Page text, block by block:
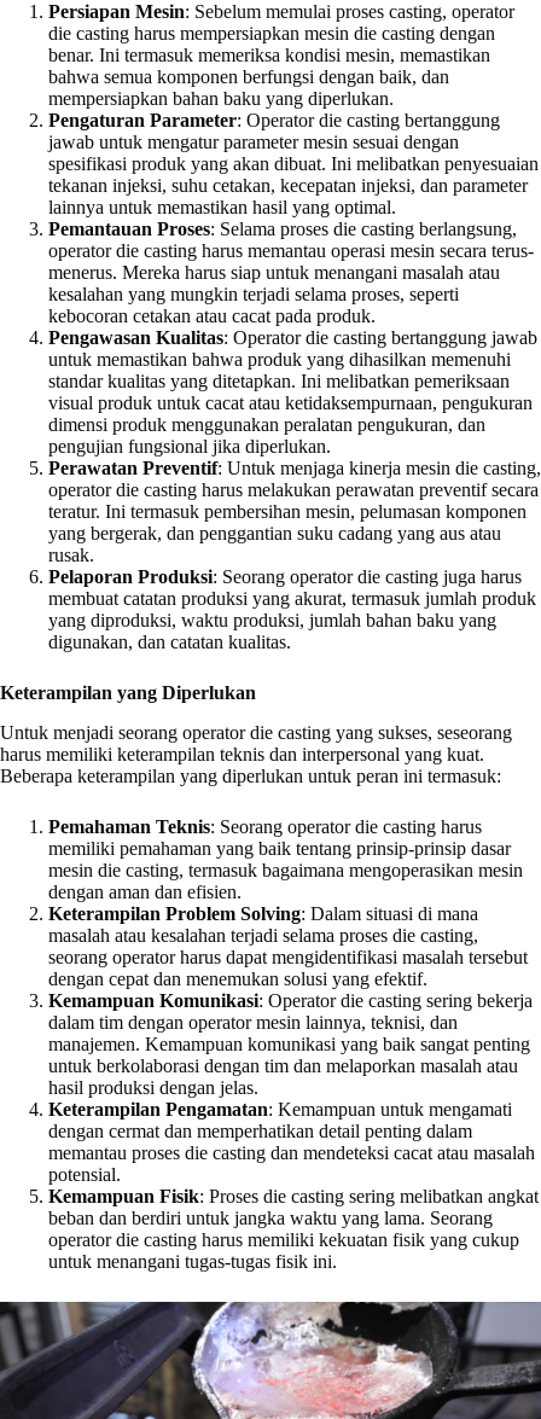
Persiapan Mesin: Sebelum memulai proses casting, operator
die casting harus mempersiapkan mesin die casting dengan
benar. Ini termasuk memeriksa kondisi mesin, memastikan
bahwa semua komponen berfungsi dengan baik, dan
mempersiapkan bahan baku yang diperlukan.
Pengaturan Parameter: Operator die casting bertanggung
jawab untuk mengatur parameter mesin sesuai dengan
spesifikasi produk yang akan dibuat. Ini melibatkan penyesuaian
tekanan injeksi, suhu cetakan, kecepatan injeksi, dan parameter
lainnya untuk memastikan hasil yang optimal.
Pemantauan Proses: Selama proses die casting berlangsung,
operator die casting harus memantau operasi mesin secara terus-
menerus. Mereka harus siap untuk menangani masalah atau
kesalahan yang mungkin terjadi selama proses, seperti
kebocoran cetakan atau cacat pada produk.
Pengawasan Kualitas: Operator die casting bertanggung jawab
untuk memastikan bahwa produk yang dihasilkan memenuhi
standar kualitas yang ditetapkan. Ini melibatkan pemeriksaan
visual produk untuk cacat atau ketidaksempurnaan, pengukuran
dimensi produk menggunakan peralatan pengukuran, dan
pengujian fungsional jika diperlukan.
Perawatan Preventif: Untuk menjaga kinerja mesin die casting,
operator die casting harus melakukan perawatan preventif secara
teratur. Ini termasuk pembersihan mesin, pelumasan komponen
yang bergerak, dan penggantian suku cadang yang aus atau
rusak.
Pelaporan Produksi: Seorang operator die casting juga harus
membuat catatan produksi yang akurat, termasuk jumlah produk
yang diproduksi, waktu produksi, jumlah bahan baku yang
digunakan, dan catatan kualitas.
Keterampilan yang Diperlukan
Untuk menjadi seorang operator die casting yang sukses, seseorang
harus memiliki keterampilan teknis dan interpersonal yang kuat.
Beberapa keterampilan yang diperlukan untuk peran ini termasuk:
Pemahaman Teknis: Seorang operator die casting harus
memiliki pemahaman yang baik tentang prinsip-prinsip dasar
mesin die casting, termasuk bagaimana mengoperasikan mesin
dengan aman dan efisien.
Keterampilan Problem Solving: Dalam situasi di mana
masalah atau kesalahan terjadi selama proses die casting,
seorang operator harus dapat mengidentifikasi masalah tersebut
dengan cepat dan menemukan solusi yang efektif.
Kemampuan Komunikasi: Operator die casting sering bekerja
dalam tim dengan operator mesin lainnya, teknisi, dan
manajemen. Kemampuan komunikasi yang baik sangat penting
untuk berkolaborasi dengan tim dan melaporkan masalah atau
hasil produksi dengan jelas.
Keterampilan Pengamatan: Kemampuan untuk mengamati
dengan cermat dan memperhatikan detail penting dalam
memantau proses die casting dan mendeteksi cacat atau masalah
potensial.
Kemampuan Fisik: Proses die casting sering melibatkan angkat
beban dan berdiri untuk jangka waktu yang lama. Seorang
operator die casting harus memiliki kekuatan fisik yang cukup
untuk menangani tugas-tugas fisik ini.